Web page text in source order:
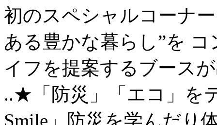
初のスペシャルコーナー
ある豊かな暮らし”を
イフを提案するブース
..★「防災」「エコ」を
Smile」防災を学んだり